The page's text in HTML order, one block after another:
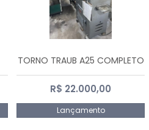
TORNO TRAUB A25 COMPLETO
R$ 22.000,00
Lançamento